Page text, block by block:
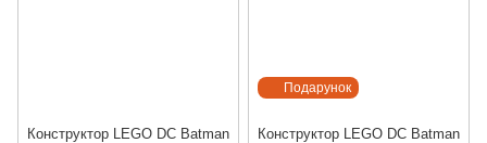
Конструктор LEGO DC Batman
Подарунок
Конструктор LEGO DC Batman